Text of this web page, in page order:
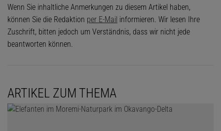
Wenn Sie inhaltliche Anmerkungen zu diesem Artikel haben,
können Sie die Redaktion per E-Mail informieren. Wir lesen Ihre
Zuschrift, bitten jedoch um Verständnis, dass wir nicht jede
beantworten können.
ARTIKEL ZUM THEMA